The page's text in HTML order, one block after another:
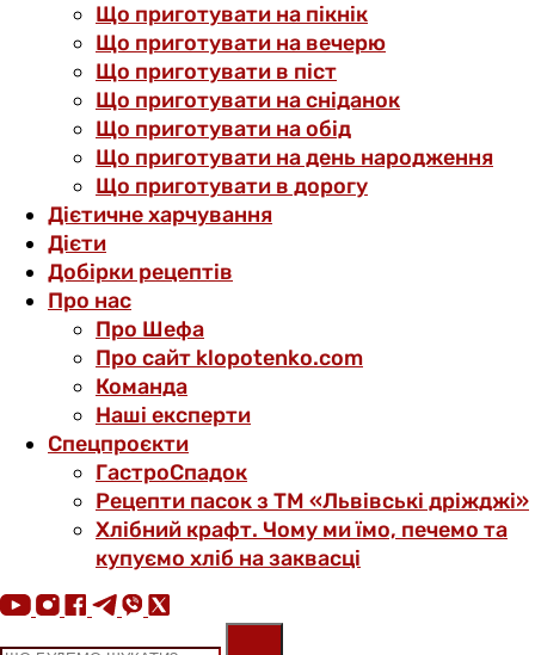
Що приготувати на пікнік
Що приготувати на вечерю
Що приготувати в піст
Що приготувати на сніданок
Що приготувати на обід
Що приготувати на день народження
Що приготувати в дорогу
Дієтичне харчування
Дієти
Добірки рецептів
Про нас
Про Шефа
Про сайт klopotenko.com
Команда
Наші експерти
Спецпроєкти
ГастроСпадок
Рецепти пасок з ТМ «Львівські дріжджі»
Хлібний крафт. Чому ми їмо, печемо та
купуємо хліб на заквасці